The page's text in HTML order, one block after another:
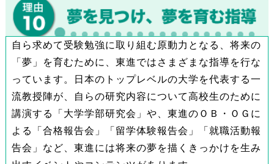
自ら求めて受験勉強に取り組む原動力となる、将来の
「夢」を育むために、東進ではさまざまな指導を行な
っています。日本のトップレベルの大学を代表する一
流教授陣が、自らの研究内容について高校生のために
講演する「大学学部研究会」や、東進のＯＢ・ＯＧに
よる「合格報告会」「留学体験報告会」「就職活動報
告会」など、東進には将来の夢を描くきっかけを生み